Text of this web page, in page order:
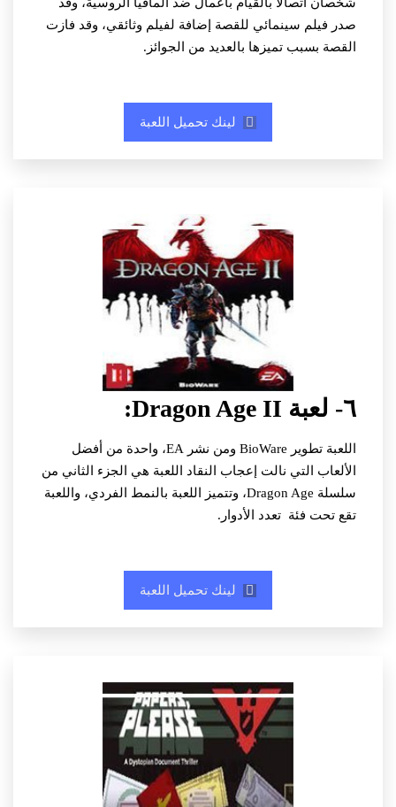
صدر فيلم سينمائي للقصة إضافة لفيلم وثائقي، وقد فازت
القصة بسبب تميزها بالعديد من الجوائز.
لينك تحميل اللعبة
٦- لعبة Dragon Age II:
اللعبة تطوير BioWare ومن نشر EA، واحدة من أفضل
الألعاب التي نالت إعجاب النقاد اللعبة هي الجزء الثاني من
سلسلة Dragon Age، وتتميز اللعبة بالنمط الفردي، واللعبة
تقع تحت فئة تعدد الأدوار.
لينك تحميل اللعبة